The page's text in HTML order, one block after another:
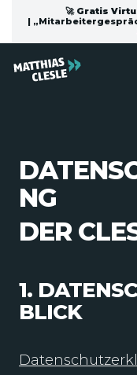
content.
🚀 Gratis
|
NG
DER
1.
BLICK